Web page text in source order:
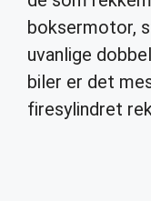
boksermotor,
uvanlige
biler er det
firesylindret